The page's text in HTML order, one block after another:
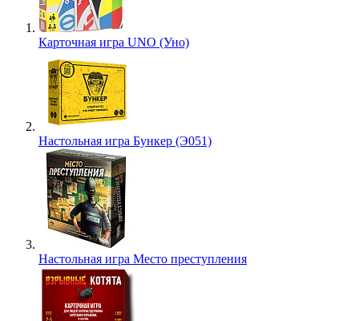
Карточная игра UNO (Уно)
Настольная игра Бункер (Э051)
Настольная игра Место преступления